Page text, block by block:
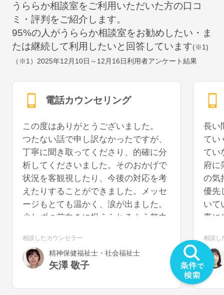
うららか相談室をご利用いただいた方の口コ
ミ・評判をご紹介します。
95%の人がうららか相談室をお勧めしたい・ま
たは継続して利用したいと回答しています(※1)
（※1） 2025年12月10日～12月16日利用者アンケート結果
電話カウンセリング
この度はありがとうございました。
つたない話で申し訳なかったですが、
丁寧に聞き取ってくださり、的確に分
析してくださいました。そのおかげで
状況を客観視したり、今後の対応を考
えたりすることができました。メッセ
ージもとても温かく、涙が出ました。
少しずつ前向きに捉えられるよう努力
あれば、再度お話を聞いていただける
と幸いです。
相談したカウンセラー
精神保健福祉士・社会福祉士
矢澤 敬子
長い
てい
てい
府に
の気
優先
いて
事に
を切
気
うで
相談し